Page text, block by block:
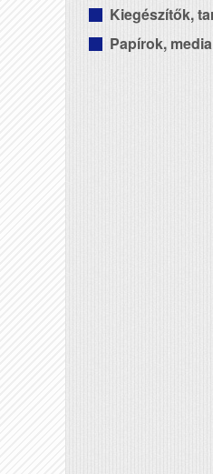
Kiegészítők,
Papírok, media